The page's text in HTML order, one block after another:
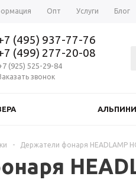
Опт Услуги Блог
(495) 937-77-76
(499) 277-20-08
(925) 525-29-84
звонок
- Держатели фонаря HEADLAMP